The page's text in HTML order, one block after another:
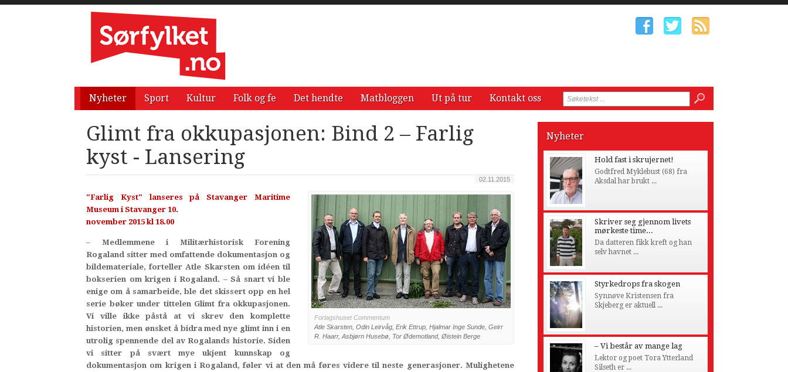
Nyheter Sport Kultur Folk og fe Det hendte Matbloggen Ut på tur Kontakt oss
Glimt fra okkupasjonen: Bind 2 – Farlig
kyst - Lansering
02.11.2015
Forlagshuset Commentum
Atle Skarsten, Odin Leirvåg, Erik Ettrup, Hjalmar Inge Sunde, Geirr
R. Haarr, Asbjørn Husebø, Tor Ødemotland, Øistein Berge
"Farlig Kyst" lanseres på Stavanger Maritime
Museum i Stavanger 10.
november 2015 kl 18.00
– Medlemmene i Militærhistorisk Forening
Rogaland sitter med omfattende dokumentasjon og
bildemateriale, forteller Atle Skarsten om idéen til
bokserien om krigen i Rogaland. – Så snart vi ble
enige om å samarbeide, ble det skissert opp en hel
serie bøker under tittelen Glimt fra okkupasjonen.
Vi ville ikke påstå at vi skrev den komplette
historien, men ønsket å bidra med nye glimt inn i en
utrolig spennende del av Rogalands historie. Siden
vi sitter på svært mye ukjent kunnskap og
dokumentasjon om krigen i Rogaland, føler vi at den må føres videre til neste generasjoner. Mulighetene
Nyheter
Hold fast i skrujernet!
Godtfred Myklebust (68) fra
Aksdal har brukt ...
Skriver seg gjennom livets
mørkeste time...
Da datteren fikk kreft og han
selv havnet ...
Styrkedrops fra skogen
Synnøve Kristensen fra
Skjeberg er aktuell ...
– Vi består av mange lag
Lektor og poet Tora Ytterland
Silseth er ...